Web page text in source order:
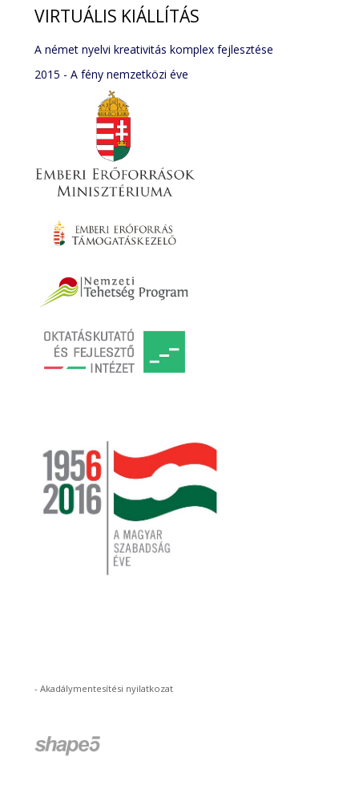
VIRTUÁLIS KIÁLLÍTÁS
A német nyelvi kreativitás komplex fejlesztése
2015 - A fény nemzetközi éve
-Akadálymentesítési nyilatkozat